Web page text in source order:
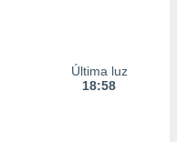
Última luz
18:58